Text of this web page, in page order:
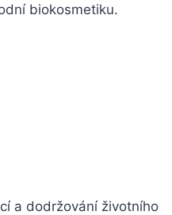
biokosmetiku.
a dodržování životního